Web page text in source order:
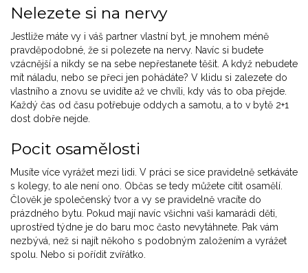
Nelezete si na nervy
Jestliže máte vy i váš partner vlastní byt, je mnohem méně
pravděpodobné, že si polezete na nervy. Navíc si budete
vzácnější a nikdy se na sebe nepřestanete těšit. A když nebudete
mít náladu, nebo se přeci jen pohádáte? V klidu si zalezete do
vlastního a znovu se uvidíte až ve chvíli, kdy vás to oba přejde.
Každý čas od času potřebuje oddych a samotu, a to v bytě 2+1
dost dobře nejde.
Pocit osamělosti
Musíte více vyrážet mezi lidi. V práci se sice pravidelně setkáváte
s kolegy, to ale není ono. Občas se tedy můžete cítit osamělí.
Člověk je společenský tvor a vy se pravidelně vracíte do
prázdného bytu. Pokud mají navíc všichni vaši kamarádi děti,
uprostřed týdne je do baru moc často nevytáhnete. Pak vám
nezbývá, než si najít někoho s podobným založením a vyrážet
spolu. Nebo si pořídit zvířátko.